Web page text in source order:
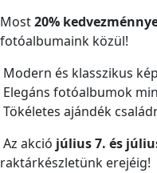
Most20%
fotóalbumaink közül!
Modern és klasszikus
Elegáns fotóalbumok
Tökéletes ajándék
Az akció július 7. és
raktárkészletünk erejéig!